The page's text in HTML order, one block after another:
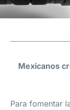
Mexicanos
Para fomentar